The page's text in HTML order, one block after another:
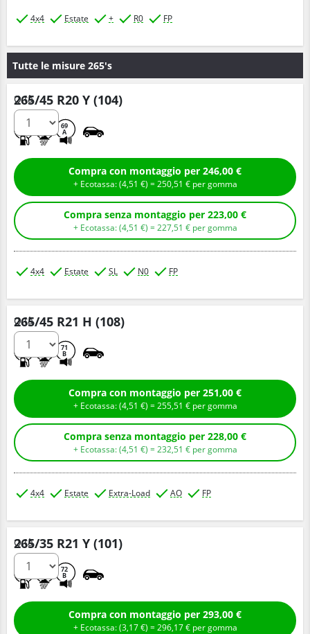
4x4 Estate + R0 FP
Tutte le misure 265's
265/45 R20 Y (104)
69
A
Q.tà
Compra con montaggio per 246,00 €
+ Ecotassa: (4,51 € ) =250,51 € per gomma
Compra senza montaggio per 223,00 €
+ Ecotassa: (4,51 € ) =227,51 € per gomma
4x4 Estate SL N0 FP
265/45 R21 H (108)
71
B
Q.tà
Compra con montaggio per 251,00 €
+ Ecotassa: (4,51 € ) =255,51 € per gomma
Compra senza montaggio per 228,00 €
+ Ecotassa: (4,51 € ) =232,51 € per gomma
4x4 Estate Extra-Load AO FP
265/35 R21 Y (101)
72
B
Q.tà
Compra con montaggio per 293,00 €
+ Ecotassa: (3,17€ ) =296,17€ per gomma